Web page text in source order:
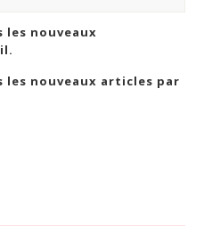
les nouveaux
les nouveaux articles par